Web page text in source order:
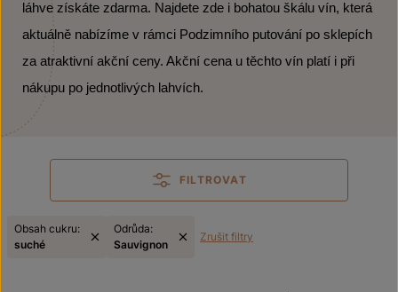
láhve získáte zdarma. Najdete zde i bohatou škálu vín, která
aktuálně nabízíme v rámci Podzimního putování po sklepích
za atraktivní akční ceny. Akční cena u těchto vín platí i při
nákupu po jednotlivých lahvích.
FILTROVAT
Obsah cukru:
suché
Odrůda:
Sauvignon
Zrušit filtry